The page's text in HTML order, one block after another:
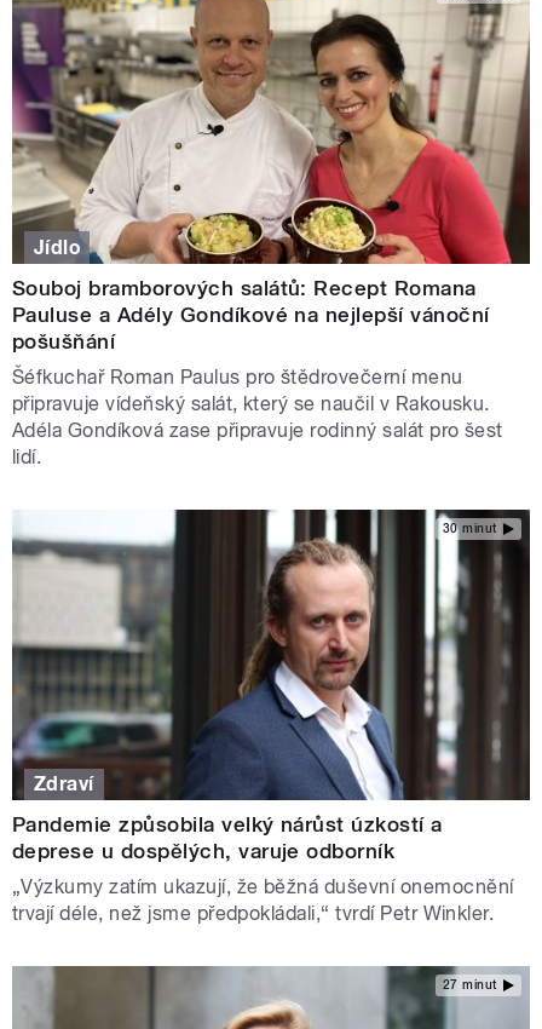
Jídlo
Souboj bramborových salátů: Recept Romana
Pauluse a Adély Gondíkové na nejlepší vánoční
pošušňání
Šéfkuchař Roman Paulus pro štědrovečerní menu
připravuje vídeňský salát, který se naučil v Rakousku.
Adéla Gondíková zase připravuje rodinný salát pro šest
lidí.
30 minut
Zdraví
Pandemie způsobila velký nárůst úzkostí a
deprese u dospělých, varuje odborník
„Výzkumy zatím ukazují, že běžná duševní onemocnění
trvají déle, než jsme předpokládali,“ tvrdí Petr Winkler.
27 minut